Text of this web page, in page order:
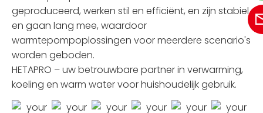
geproduceerd, werken stil en efficiënt, en zijn stabiel
en gaan lang mee, waardoor
warmtepompoplossingen voor meerdere scenario's
worden geboden.
HETAPRO – uw betrouwbare partner in verwarming,
koeling en warm water voor huishoudelijk gebruik.